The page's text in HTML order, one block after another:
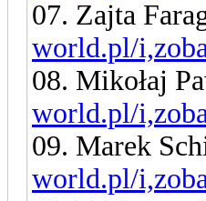
07. Zajta
world.pl/
08. Mikołaj
world.pl/
09. Marek
world.pl/